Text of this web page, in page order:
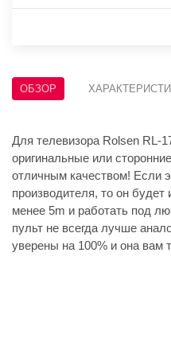
ОБЗОР
Для телевизора Rolsen RL-
оригинальные или
отличным качеством! Если
производителя, то он будет
менее 5m и работать под
пульт не всегда лучше
уверены на 100% и она вам